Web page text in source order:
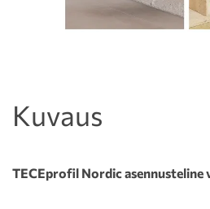
Kuvaus
TECEprofil Nordic asennusteline